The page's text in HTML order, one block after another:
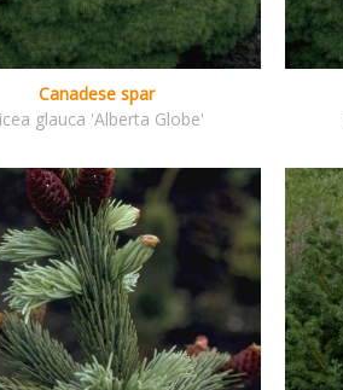
Canadese spar
glauca 'Alberta Globe'